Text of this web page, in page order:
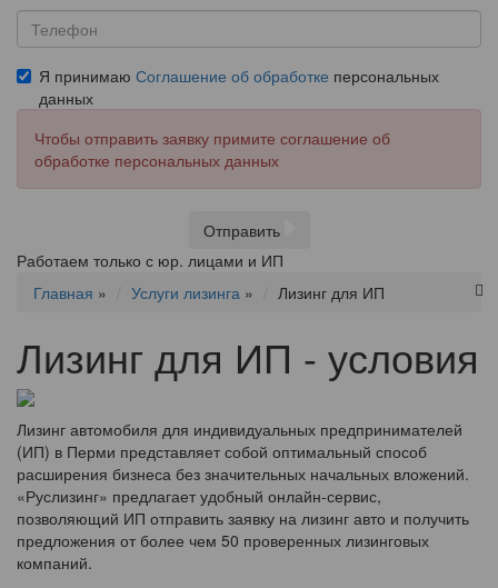
Я принимаю Соглашение об обработке персональных
данных
Чтобы отправить заявку примите соглашение об
обработке персональных данных
Отправить
Работаем только с юр. лицами и ИП
Главная » Услуги лизинга » Лизинг для ИП
Лизинг для ИП - условия
Лизинг автомобиля для индивидуальных предпринимателей
(ИП) в Перми представляет собой оптимальный способ
расширения бизнеса без значительных начальных вложений.
«Руслизинг» предлагает удобный онлайн-сервис,
позволяющий ИП отправить заявку на лизинг авто и получить
предложения от более чем 50 проверенных лизинговых
компаний.